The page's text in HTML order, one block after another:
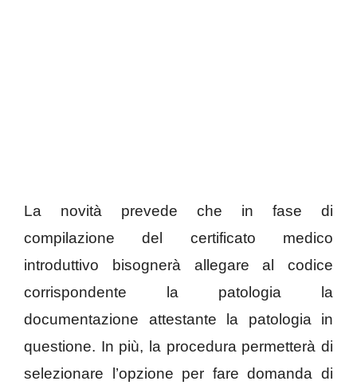
La novità prevede che in fase di
compilazione del certificato medico
introduttivo bisognerà allegare al codice
corrispondente la patologia la
documentazione attestante la patologia in
questione. In più, la procedura permetterà di
selezionare l’opzione per fare domanda di